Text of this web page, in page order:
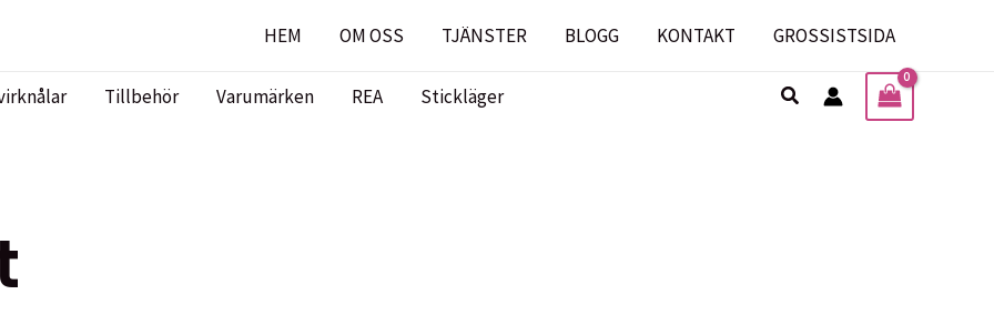
HEM OM OSS TJÄNSTER BLOGG KONTAKT GROSSISTSIDA
Tillbehör Varumärken REA Stickläger Sök